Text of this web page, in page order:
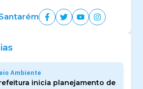
Ambiente
inicia planejamento de